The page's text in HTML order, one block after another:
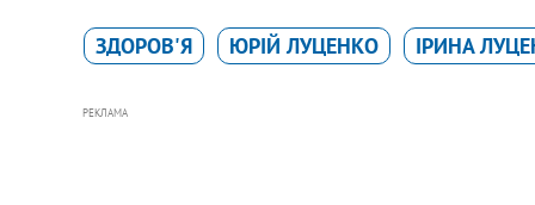
ЗДОРОВ'Я ЮРІЙ ЛУЦЕНКО ІРИНА
РЕКЛАМА